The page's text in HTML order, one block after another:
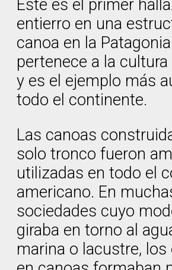
Este es el primer
entierro en una
canoa en la
pertenece a la
y es el ejemplo más
todo el continente.
Las canoas
solo tronco fueron
utilizadas en todo el
americano. En
sociedades cuyo
giraba en torno al
marina o lacustre, los